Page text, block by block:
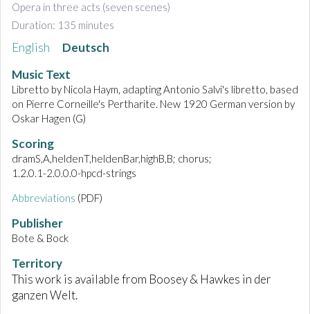
Opera in three acts (seven scenes)
Duration: 135 minutes
English
Deutsch
Music Text
Libretto by Nicola Haym, adapting Antonio Salvi's libretto, based
on Pierre Corneille's Pertharite. New 1920 German version by
Oskar Hagen (G)
Scoring
dramS,A,heldenT,heldenBar,highB,B; chorus;
1.2.0.1-2.0.0.0-hpcd-strings
Abbreviations (PDF)
Publisher
Bote & Bock
Territory
This work is available from Boosey & Hawkes in der
ganzen Welt.